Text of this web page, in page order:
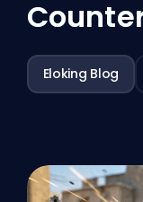
Eloking Blog